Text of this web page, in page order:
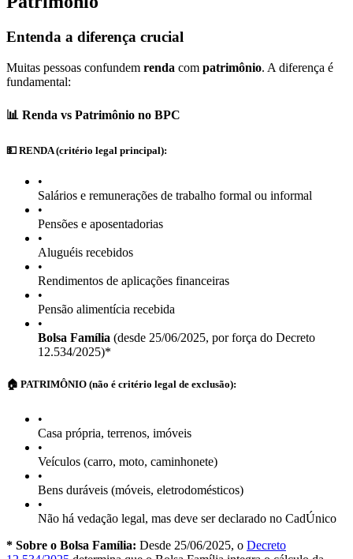
Entenda a diferença crucial
Muitas pessoas confundem renda com patrimônio. A diferença é
fundamental:
📊 Renda vs Patrimônio no BPC
💵 RENDA (critério legal principal):
•
Salários e remunerações de trabalho formal ou informal
•
Pensões e aposentadorias
•
Aluguéis recebidos
•
Rendimentos de aplicações financeiras
•
Pensão alimentícia recebida
•
Bolsa Família (desde 25/06/2025, por força do Decreto
12.534/2025)*
🏠 PATRIMÔNIO (não é critério legal de exclusão):
•
Casa própria, terrenos, imóveis
•
Veículos (carro, moto, caminhonete)
•
Bens duráveis (móveis, eletrodomésticos)
•
Não há vedação legal, mas deve ser declarado no CadÚnico
* Sobre o Bolsa Família: Desde 25/06/2025, o Decreto